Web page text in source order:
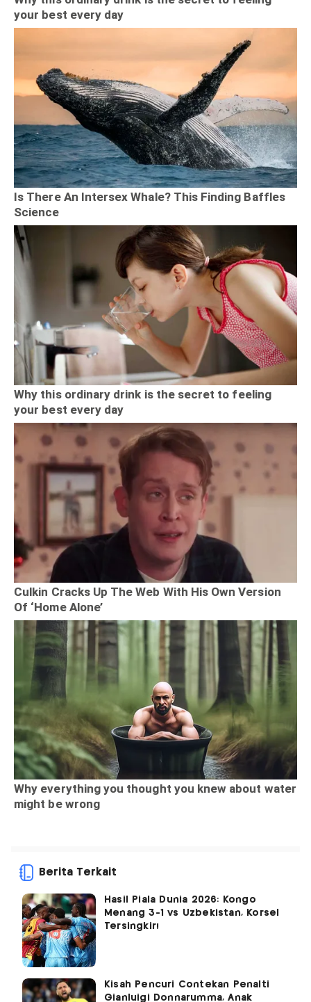
Berita Terkait
Hasil Piala Dunia 2026: Kongo
Menang 3-1 vs Uzbekistan, Korsel
Tersingkir!
Kisah Pencuri Contekan Penalti
Gianluigi Donnarumma, Anak